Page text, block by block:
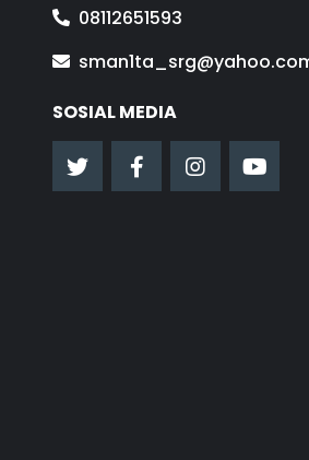
08112651593
SOSIAL MEDIA